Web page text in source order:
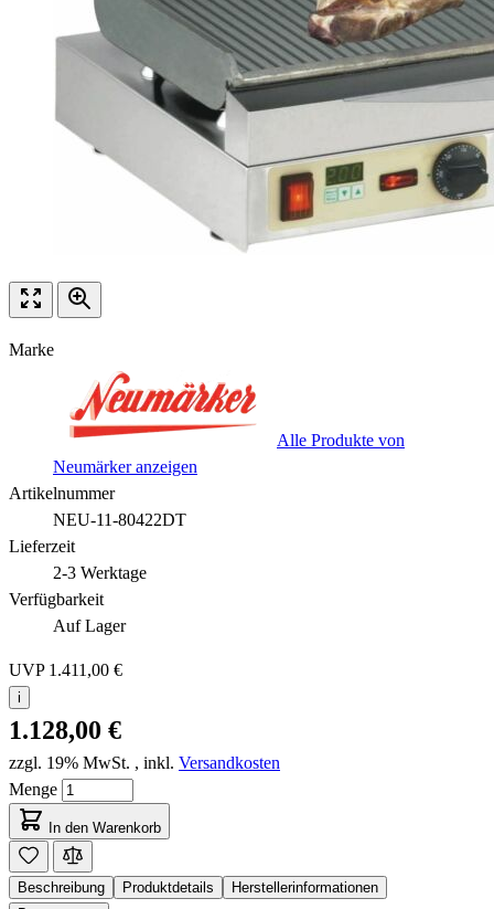
Marke
Alle Produkte von
Neumärker anzeigen
Artikelnummer
NEU-11-80422DT
Lieferzeit
2-3 Werktage
Verfügbarkeit
Auf Lager
UVP 1.411,00 €
i
1.128,00 €
zzgl. 19% MwSt. , inkl. Versandkosten
Menge
In den Warenkorb
Beschreibung Produktdetails
Herstellerinformationen